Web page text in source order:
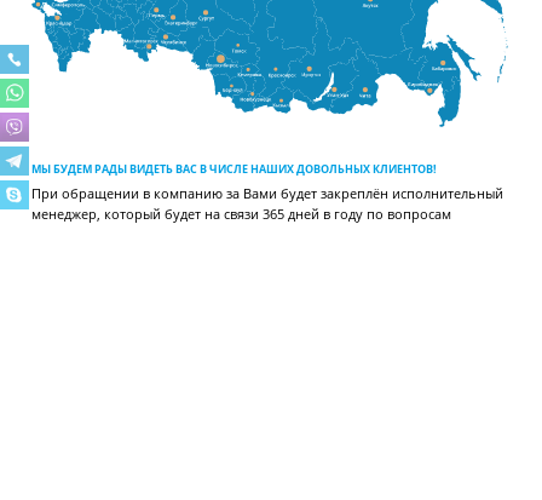
МЫ БУДЕМ РАДЫ ВИДЕТЬ ВАС В ЧИСЛЕ НАШИХ ДОВОЛЬНЫХ КЛИЕНТОВ!
При обращении в компанию за Вами будет закреплён исполнительный
менеджер, который будет на связи 365 дней в году по вопросам